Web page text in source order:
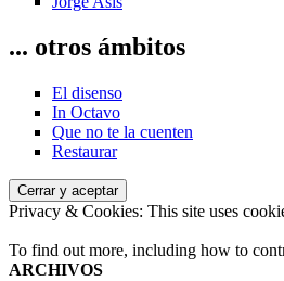
... otros ámbitos
El disenso
In Octavo
Que no te la cuenten
Restaurar
Privacy & Cookies: This site uses
To find out more, including how to
ARCHIVOS